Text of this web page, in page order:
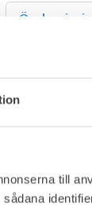
till
Önska visning
skrivbord